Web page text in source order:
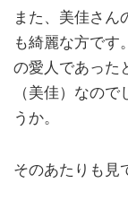
また、美佳さん
も綺麗な方です
の愛人であった
（美佳）なの
うか。
そのあたりも見